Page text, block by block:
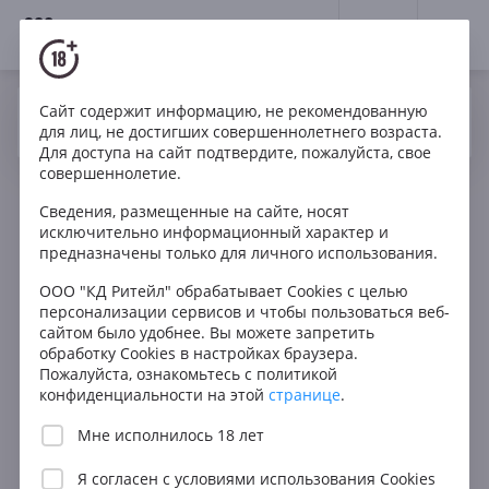
18+
Ваш город Москва ? Да
Фильтры ОЧИСТИТЬ
Тип
XO
VSOP
VS
EXTRA
3 звезды
5 звезд
Сайт содержит информацию, не рекомендованную
для лиц, не достигших совершеннолетнего возраста.
Для доступа на сайт подтвердите, пожалуйста, свое
совершеннолетие.
Сведения, размещенные на сайте, носят
исключительно информационный характер и
предназначены только для личного использования.
ООО "КД Ритейл" обрабатывает Cookies с целью
персонализации сервисов и чтобы пользоваться веб-
сайтом было удобнее. Вы можете запретить
обработку Cookies в настройках браузера.
Пожалуйста, ознакомьтесь с политикой
конфиденциальности на этой странице.
Мне исполнилось 18 лет
Я согласен с условиями использования Cookies